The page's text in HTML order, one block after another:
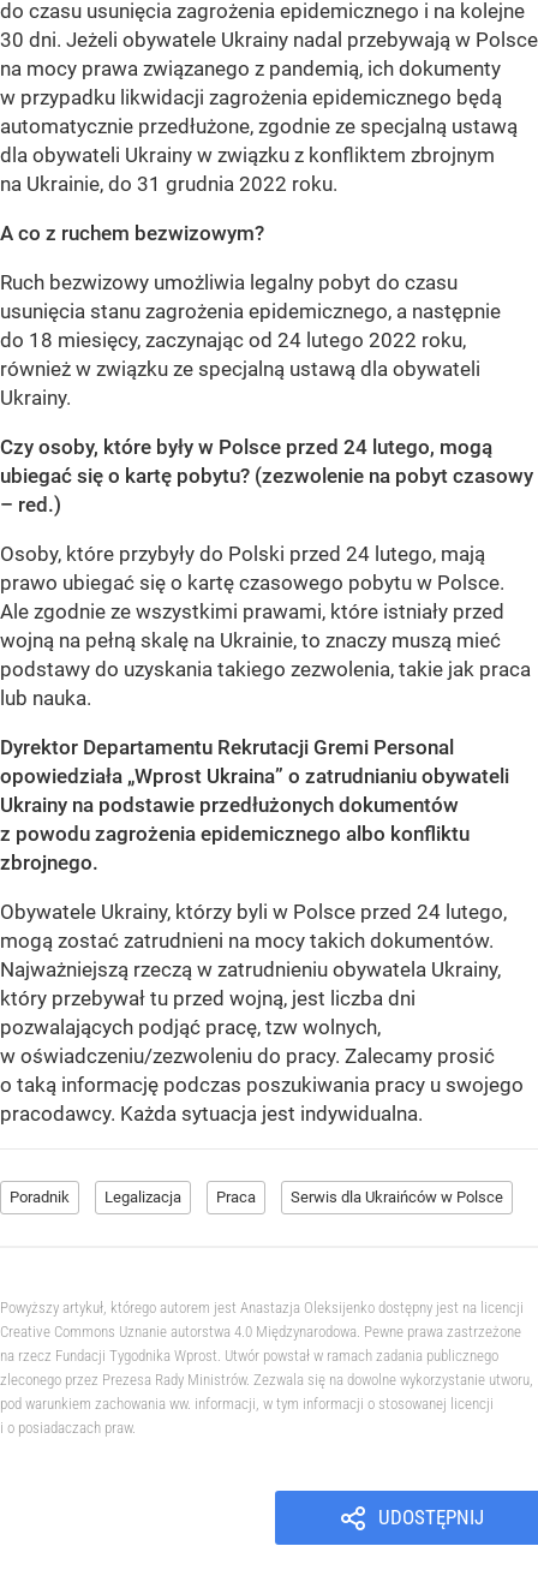
do czasu usunięcia zagrożenia epidemicznego i na kolejne
30 dni. Jeżeli obywatele Ukrainy nadal przebywają w Polsce
na mocy prawa związanego z pandemią, ich dokumenty
w przypadku likwidacji zagrożenia epidemicznego będą
automatycznie przedłużone, zgodnie ze specjalną ustawą
dla obywateli Ukrainy w związku z konfliktem zbrojnym
na Ukrainie, do 31 grudnia 2022 roku.
A co z ruchem bezwizowym?
Ruch bezwizowy umożliwia legalny pobyt do czasu
usunięcia stanu zagrożenia epidemicznego, a następnie
do 18 miesięcy, zaczynając od 24 lutego 2022 roku,
również w związku ze specjalną ustawą dla obywateli
Ukrainy.
Czy osoby, które były w Polsce przed 24 lutego, mogą
ubiegać się o kartę pobytu? (zezwolenie na pobyt czasowy
– red.)
Osoby, które przybyły do Polski przed 24 lutego, mają
prawo ubiegać się o kartę czasowego pobytu w Polsce.
Ale zgodnie ze wszystkimi prawami, które istniały przed
wojną na pełną skalę na Ukrainie, to znaczy muszą mieć
podstawy do uzyskania takiego zezwolenia, takie jak praca
lub nauka.
Dyrektor Departamentu Rekrutacji Gremi Personal
opowiedziała „Wprost Ukraina” o zatrudnianiu obywateli
Ukrainy na podstawie przedłużonych dokumentów
z powodu zagrożenia epidemicznego albo konfliktu
zbrojnego.
Obywatele Ukrainy, którzy byli w Polsce przed 24 lutego,
mogą zostać zatrudnieni na mocy takich dokumentów.
Najważniejszą rzeczą w zatrudnieniu obywatela Ukrainy,
który przebywał tu przed wojną, jest liczba dni
pozwalających podjąć pracę, tzw wolnych,
w oświadczeniu/zezwoleniu do pracy. Zalecamy prosić
o taką informację podczas poszukiwania pracy u swojego
pracodawcy. Każda sytuacja jest indywidualna.
Poradnik Legalizacja Praca Serwis dla Ukraińców w Polsce
Powyższy artykuł, którego autorem jest Anastazja Oleksijenko dostępny jest na licencji
Creative Commons Uznanie autorstwa 4.0 Międzynarodowa. Pewne prawa zastrzeżone
na rzecz Fundacji Tygodnika Wprost. Utwór powstał w ramach zadania publicznego
zleconego przez Prezesa Rady Ministrów. Zezwala się na dowolne wykorzystanie utworu,
pod warunkiem zachowania ww. informacji, w tym informacji o stosowanej licencji
i o posiadaczach praw.
UDOSTĘPNIJ